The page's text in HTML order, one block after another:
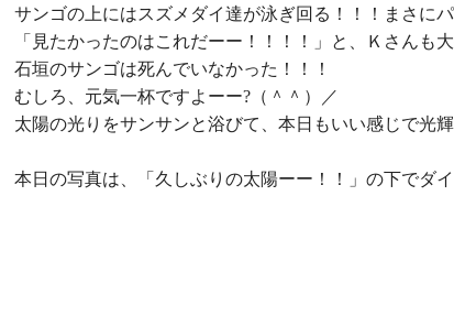
サンゴの上にはスズメダイ達が泳ぎ回る！！！まさにパ
「見たかったのはこれだーー！！！！」と、Ｋさんも大
石垣のサンゴは死んでいなかった！！！
むしろ、元気一杯ですよーー?（＾＾）／
太陽の光りをサンサンと浴びて、本日もいい感じで光
本日の写真は、「久しぶりの太陽ーー！！」の下でダ